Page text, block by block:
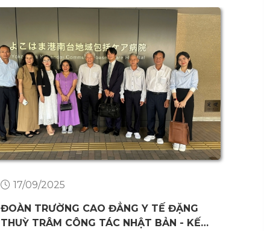
17/09/2025
ĐOÀN TRƯỜNG CAO ĐẲNG Y TẾ ĐẶNG
THUỲ TRÂM CÔNG TÁC NHẬT BẢN - KẾT